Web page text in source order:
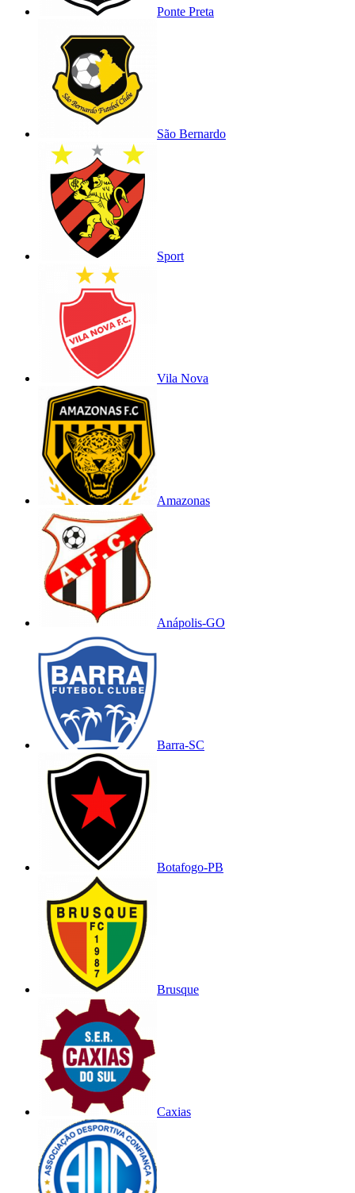
Ponte Preta
São Bernardo
Sport
Vila Nova
Amazonas
Anápolis-GO
Barra-SC
Botafogo-PB
Brusque
Caxias